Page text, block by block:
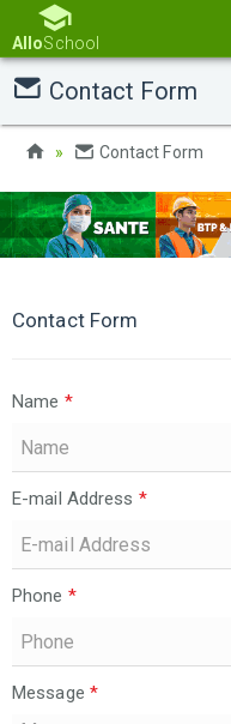
AlloSchool
Contact Form
Contact Form
Contact Form
Name *
E-mail Address *
Phone *
Message *